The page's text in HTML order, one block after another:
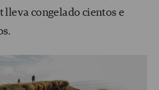
lleva congelado cientos e